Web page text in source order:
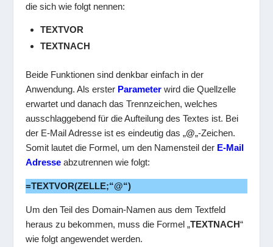
die sich wie folgt nennen:
TEXTVOR
TEXTNACH
Beide Funktionen sind denkbar einfach in der
Anwendung. Als erster Parameter wird die Quellzelle
erwartet und danach das Trennzeichen, welches
ausschlaggebend für die Aufteilung des Textes ist. Bei
der E-Mail Adresse ist es eindeutig das „@„-Zeichen.
Somit lautet die Formel, um den Namensteil der E-Mail
Adresse abzutrennen wie folgt:
=TEXTVOR(ZELLE;“@“)
Um den Teil des Domain-Namen aus dem Textfeld
heraus zu bekommen, muss die Formel „TEXTNACH“
wie folgt angewendet werden.